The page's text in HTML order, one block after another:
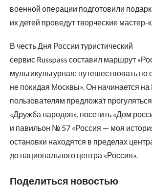
военной операции подготовили
их детей проведут творческие мастер-
В честь Дня России туристический
сервис Russpass составил маршрут
мультикультурная: путешествовать по
не покидая Москвы». Он начинается
пользователям предложат
«Дружба народов», посетить «Дом
и павильон № 57 «Россия — моя
остановки находятся в пределах
до национального центра «Россия».
Поделиться новостью